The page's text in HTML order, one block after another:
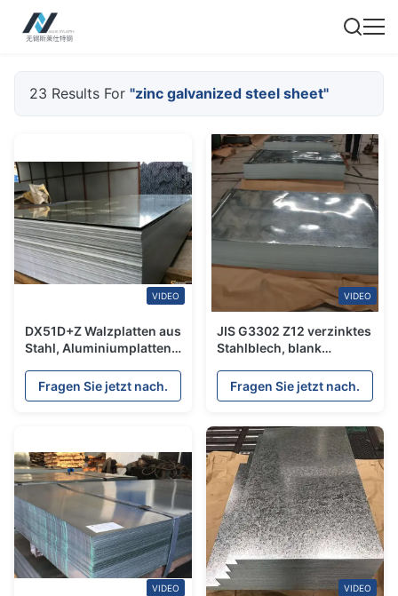
23 Results For "zinc galvanized steel sheet"
VIDEO
DX51D+Z Walzplatten aus
Stahl, Aluminiumplatten
Fragen Sie jetzt nach.
VIDEO
JIS G3302 Z12 verzinktes
Stahlblech, blank
Z22, Z25
Fragen Sie jetzt nach.
VIDEO VIDEO